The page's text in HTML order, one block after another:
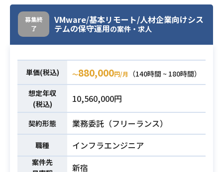
・相手に合わせて正しくコミュニケ
ーションできる
－インフラ用語をユーザ部門がわか
解できる
見を正しく伝えることができる
必須スキル
・言語：java or PHP（特にjava）の
SQL
・OS：Linux or Unix経験
・Middlewareセットアップ経験者
（Apache, Tomcat, MySQL）
募集終
了
VMware/基本リモート/人材企業向けシス
テムの保守運用の案件・求人
単価(税込) 〜880,000円/月
（140時間 ~ 180時間）
想定年収
(税込)
10,560,000円
契約形態 業務委託（フリーランス）
職種 インフラエンジニア
案件先
新宿